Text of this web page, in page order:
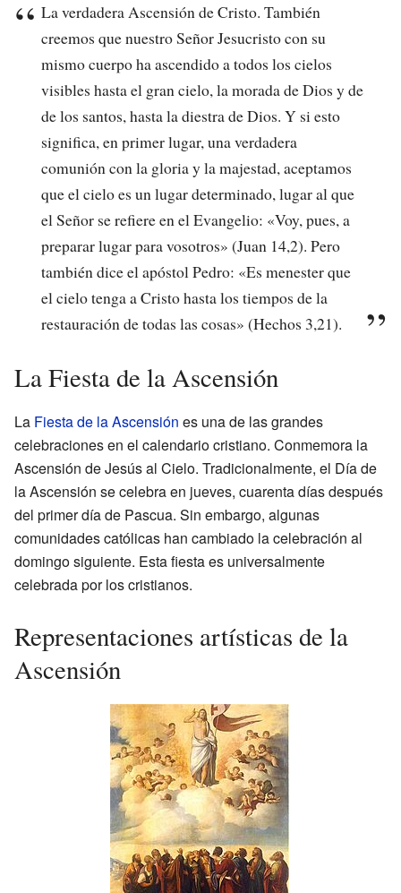
La verdadera Ascensión de Cristo. También
creemos que nuestro Señor Jesucristo con su
mismo cuerpo ha ascendido a todos los cielos
visibles hasta el gran cielo, la morada de Dios y de
de los santos, hasta la diestra de Dios. Y si esto
significa, en primer lugar, una verdadera
comunión con la gloria y la majestad, aceptamos
que el cielo es un lugar determinado, lugar al que
el Señor se refiere en el Evangelio: «Voy, pues, a
preparar lugar para vosotros» (Juan 14,2). Pero
también dice el apóstol Pedro: «Es menester que
el cielo tenga a Cristo hasta los tiempos de la
restauración de todas las cosas» (Hechos 3,21).
La Fiesta de la Ascensión
La Fiesta de la Ascensión es una de las grandes
celebraciones en el calendario cristiano. Conmemora la
Ascensión de Jesús al Cielo. Tradicionalmente, el Día de
la Ascensión se celebra en jueves, cuarenta días después
del primer día de Pascua. Sin embargo, algunas
comunidades católicas han cambiado la celebración al
domingo siguiente. Esta fiesta es universalmente
celebrada por los cristianos.
Representaciones artísticas de la
Ascensión